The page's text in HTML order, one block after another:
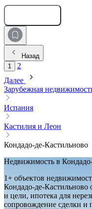
Назад
1
2
Далее
Зарубежная
Испания
Кастилия и Леон
Кондадо-де-Кастильново
Недвижимость в
1+ объектов
Кондадо-де-
и цели, ипотека для
сопровождение сделки